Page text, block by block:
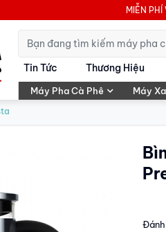
MIỄN
Tin Tức Thương Hiệu
Máy Pha Cà Phê Máy
Đánh